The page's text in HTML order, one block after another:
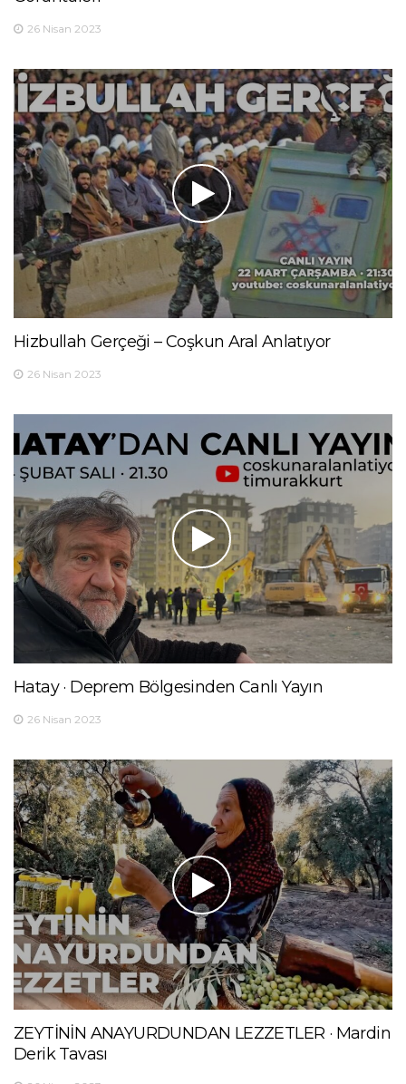
26 Nisan 2023
Hizbullah Gerçeği – Coşkun Aral Anlatıyor
26 Nisan 2023
Hatay · Deprem Bölgesinden Canlı Yayın
26 Nisan 2023
ZEYTİNİN ANAYURDUNDAN LEZZETLER · Mardin
Derik Tavası